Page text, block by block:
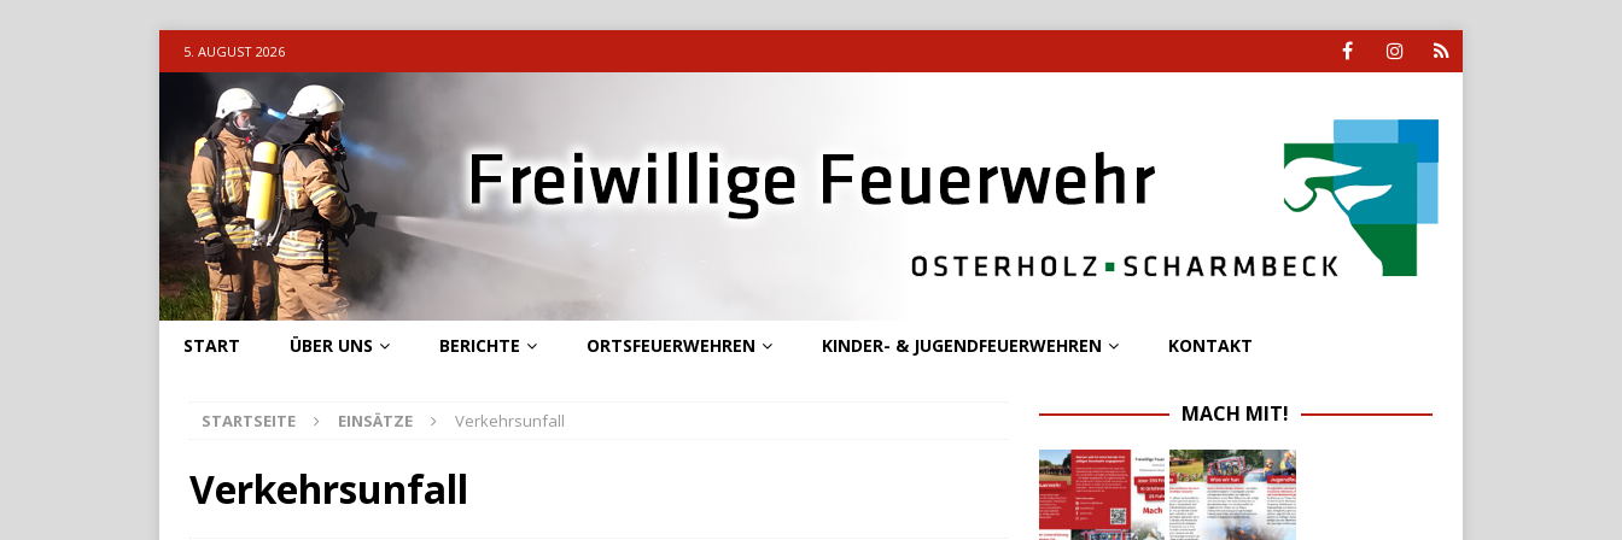
5. AUGUST 2026
START ÜBER UNS BERICHTE ORTSFEUERWEHREN KINDER- & JUGENDFEUERWEHREN KONTAKT
STARTSEITE EINSÄTZE Verkehrsunfall
Verkehrsunfall
MACH MIT!